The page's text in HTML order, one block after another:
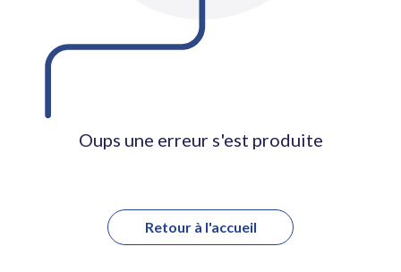
Oups une erreur s'est produite
Retour à l'accueil